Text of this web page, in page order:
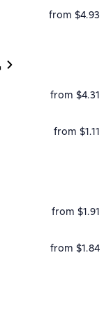
from $4.93
from $4.31
from $1.11
from $1.91
from $1.84